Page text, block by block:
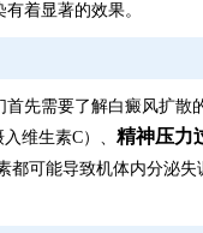
着显著的效果。
先需要了解白癜风扩散
维生素C）、 精神压力
都可能导致机体内分泌